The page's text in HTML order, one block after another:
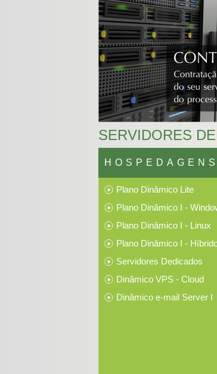
SERVIDORES
HOSPEDAGENS
Plano Dinâmico Lite
Plano Dinâmico I -
Plano Dinâmico I - Linux
Plano Dinâmico I -
Servidores Dedicados
Dinâmico VPS - Cloud
Dinâmico e-mail Server I